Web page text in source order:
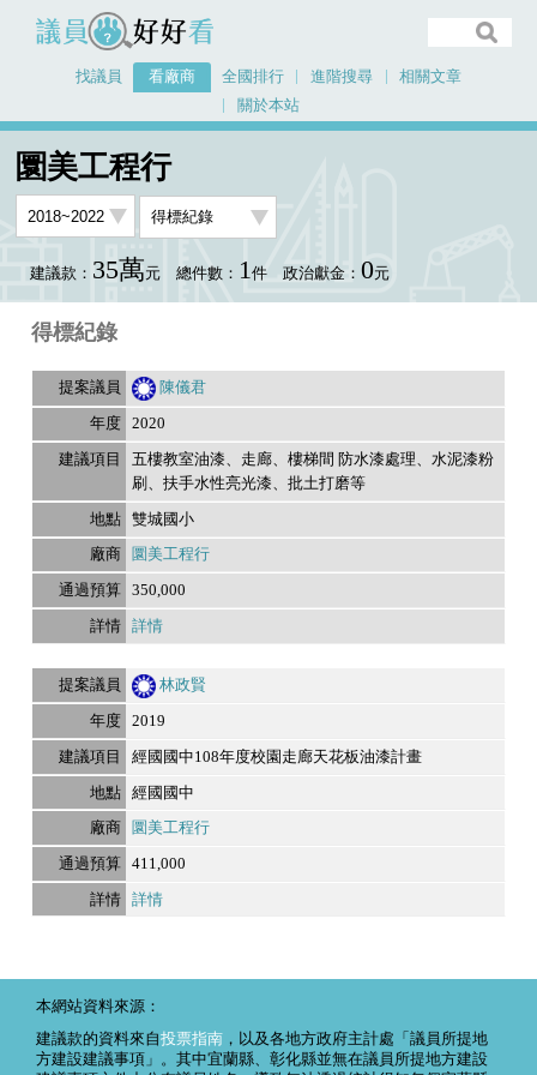
議員好好看
找議員 看廠商 全國排行 進階搜尋
相關文章
關於本站
看廠商
圜美工程行
建議款： 35萬元 總件數： 1件 政治獻金： 0元
得標紀錄
陳儀君
2020
五樓教室油漆、走廊、樓梯間 防水漆處理、水泥漆粉
刷、扶手水性亮光漆、批土打磨等
雙城國小
圜美工程行
350,000
詳情
林政賢
2019
經國國中108年度校園走廊天花板油漆計畫
經國國中
圜美工程行
411,000
詳情
本網站資料來源：
建議款的資料來自投票指南 ，以及各地方政府主計處「議員所提地
方建設建議事項」。其中宜蘭縣、彰化縣並無在議員所提地方建設